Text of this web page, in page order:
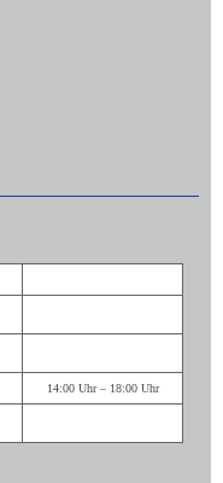
14:00 Uhr – 18:00 Uhr